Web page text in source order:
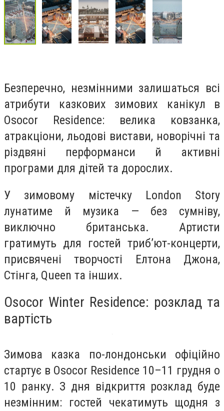
Безперечно, незмінними залишаться всі
атрибути казкових зимових канікул в
Osocor Residence: велика ковзанка,
атракціони, льодові вистави, новорічні та
різдвяні перформанси й активні
програми для дітей та дорослих.
У зимовому містечку London Story
лунатиме й музика — без сумніву,
виключно британська. Артисти
гратимуть для гостей триб’ют-концерти,
присвячені творчості Елтона Джона,
Стінга, Queen та інших.
Osocor Winter Residence: розклад та
вартість
Зимова казка по-лондонськи офіційно
стартує в Osocor Residence 10–11 грудня о
10 ранку. З дня відкриття розклад буде
незмінним: гостей чекатимуть щодня з